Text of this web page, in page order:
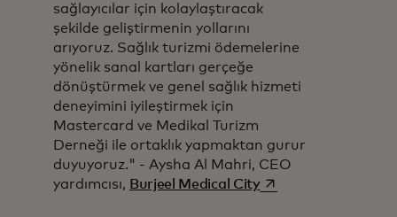
sağlayıcılar için kolaylaştıracak
şekilde geliştirmenin yollarını
arıyoruz. Sağlık turizmi ödemelerine
yönelik sanal kartları gerçeğe
dönüştürmek ve genel sağlık hizmeti
deneyimini iyileştirmek için
Mastercard ve Medikal Turizm
Derneği ile ortaklık yapmaktan gurur
duyuyoruz." - Aysha Al Mahri, CEO
yardımcısı, Burjeel Medical Cityopens in a new tab